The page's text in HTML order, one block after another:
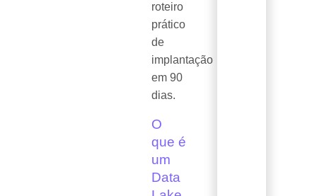
roteiro
prático
de
implantação
em 90
dias.
O
que é
um
Data